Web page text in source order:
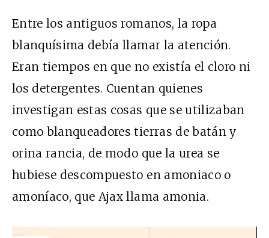
Entre los antiguos romanos, la ropa
blanquísima debía llamar la atención.
Eran tiempos en que no existía el cloro ni
los detergentes. Cuentan quienes
investigan estas cosas que se utilizaban
como blanqueadores tierras de batán y
orina rancia, de modo que la urea se
hubiese descompuesto en amoniaco o
amoníaco, que Ajax llama amonia.